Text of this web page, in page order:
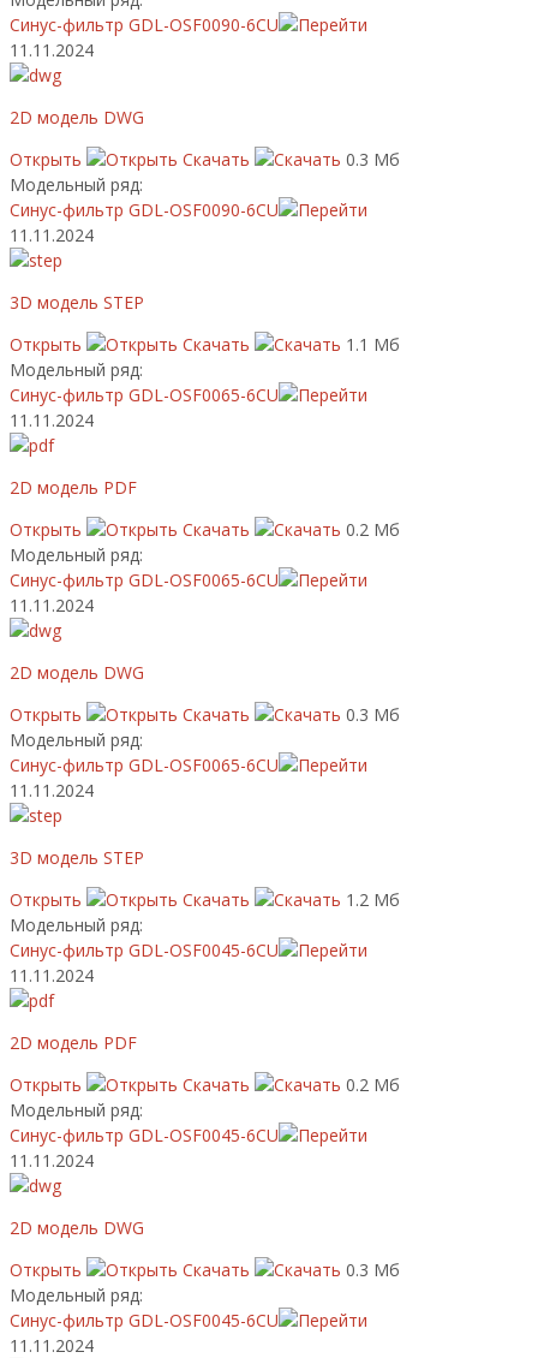
Синус-фильтр GDL-OSF0090-6CU
11.11.2024
2D модель DWG
Открыть
Скачать
0.3 Мб
Модельный ряд:
Синус-фильтр GDL-OSF0090-6CU
11.11.2024
3D модель STEP
Открыть
Скачать
1.1 Мб
Модельный ряд:
Синус-фильтр GDL-OSF0065-6CU
11.11.2024
2D модель PDF
Открыть
Скачать
0.2 Мб
Модельный ряд:
Синус-фильтр GDL-OSF0065-6CU
11.11.2024
2D модель DWG
Открыть
Скачать
0.3 Мб
Модельный ряд:
Синус-фильтр GDL-OSF0065-6CU
11.11.2024
3D модель STEP
Открыть
Скачать
1.2 Мб
Модельный ряд:
Синус-фильтр GDL-OSF0045-6CU
11.11.2024
2D модель PDF
Открыть
Скачать
0.2 Мб
Модельный ряд:
Синус-фильтр GDL-OSF0045-6CU
11.11.2024
2D модель DWG
Открыть
Скачать
0.3 Мб
Модельный ряд:
Синус-фильтр GDL-OSF0045-6CU
11.11.2024